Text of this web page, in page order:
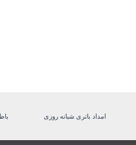
امداد باتری شبانه روزی